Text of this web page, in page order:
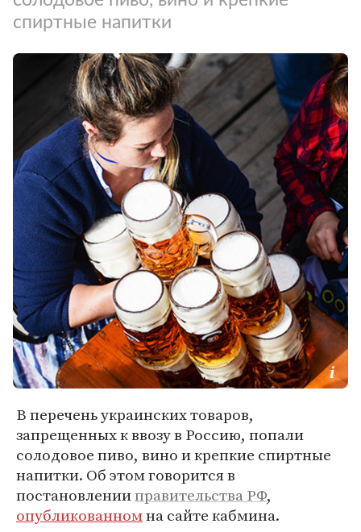
спиртные напитки
В перечень украинских товаров,
запрещенных к ввозу в Россию, попали
солодовое пиво, вино и крепкие спиртные
напитки. Об этом говорится в
постановленииправительства РФ,
опубликованномна сайте кабмина.